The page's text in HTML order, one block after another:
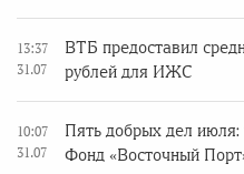
13:37
31.07
ВТБ предоставил
рублей для ИЖС
10:07
31.07
Пять добрых дел июля:
Фонд «Восточный